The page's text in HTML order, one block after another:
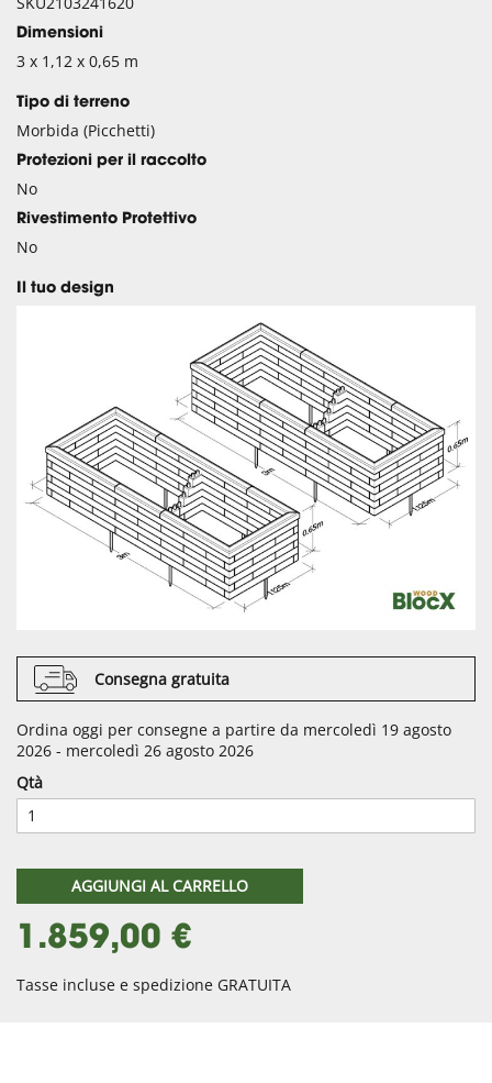
Dimensioni
3 x 1,12 x 0,65 m
Tipo di terreno
Morbida (Picchetti)
Protezioni per il raccolto
No
Rivestimento Protettivo
No
Il tuo design
Consegna gratuita
Ordina oggi per consegne a partire da mercoledì 19 agosto
2026 - mercoledì 26 agosto 2026
Qtà
AGGIUNGI AL CARRELLO
1.859,00 €
Tasse incluse e spedizione GRATUITA